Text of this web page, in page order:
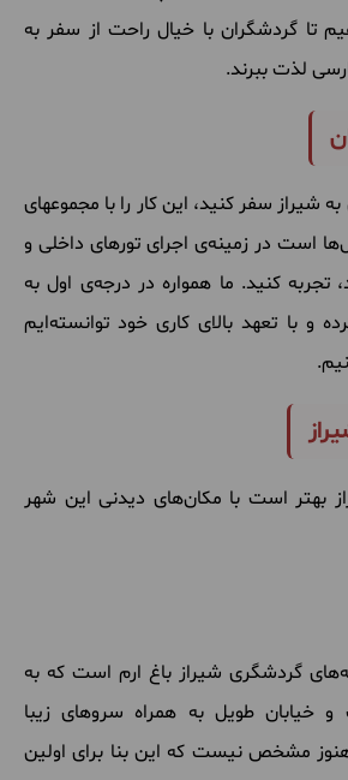
تا گردشگران با خیال راحت از سفر به
لذت ببرند.
اگر می‌خواهید از تهران به شیراز سفر کنید، این کار را با مجموعه‎ای
است در زمینه‌ی اجرای تورهای داخلی و
تجربه کنید. ما همواره در درجه‌ی اول به
و با تعهد بالای کاری خود توانسته‌ایم
بهتر است با مکان‌های دیدنی این شهر
گردشگری شیراز باغ ارم است که به
و خیابان طویل به همراه سروهای زیبا
هنوز مشخص نیست که این بنا برای اولین